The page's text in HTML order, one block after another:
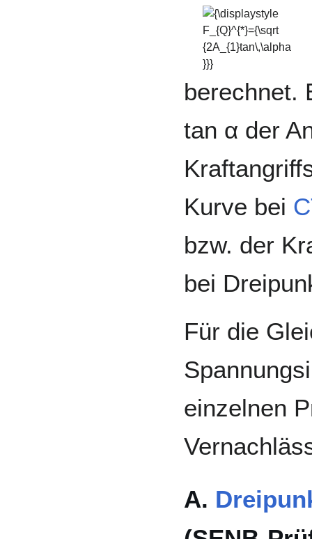
{\displaystyle
F_{Q}^{*}={\sqrt
{2A_{1}tan\,\alpha
}}}
berechnet.
tan α der
Kurve bei
bzw. der
bei
Für die
einzelnen
A.